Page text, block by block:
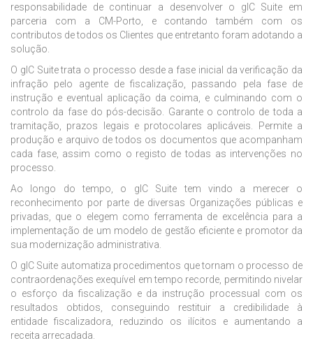
responsabilidade de continuar a desenvolver o gIC Suite em
parceria com a CM-Porto, e contando também com os
contributos de todos os Clientes que entretanto foram adotando a
solução.
O gIC Suite trata o processo desde a fase inicial da verificação da
infração pelo agente de fiscalização, passando pela fase de
instrução e eventual aplicação da coima, e culminando com o
controlo da fase do pós-decisão. Garante o controlo de toda a
tramitação, prazos legais e protocolares aplicáveis. Permite a
produção e arquivo de todos os documentos que acompanham
cada fase, assim como o registo de todas as intervenções no
processo.
Ao longo do tempo, o gIC Suite tem vindo a merecer o
reconhecimento por parte de diversas Organizações públicas e
privadas, que o elegem como ferramenta de excelência para a
implementação de um modelo de gestão eficiente e promotor da
sua modernização administrativa.
O gIC Suite automatiza procedimentos que tornam o processo de
contraordenações exequível em tempo recorde, permitindo nivelar
o esforço da fiscalização e da instrução processual com os
resultados obtidos, conseguindo restituir a credibilidade à
entidade fiscalizadora, reduzindo os ilícitos e aumentando a
receita arrecadada.